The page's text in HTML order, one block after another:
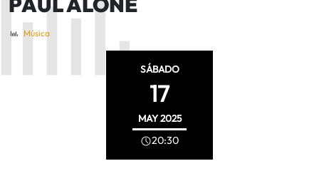
Música
SÁBADO
17
MAY2025
20:30